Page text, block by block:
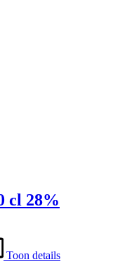
cl 28%
Toon details